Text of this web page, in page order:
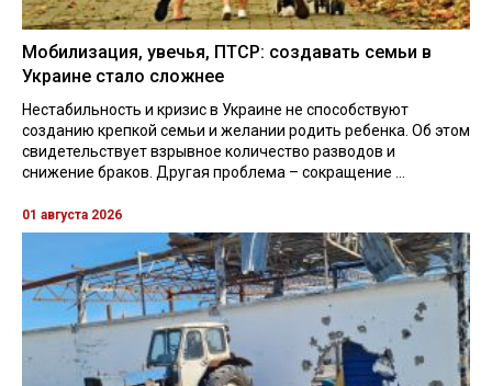
Мобилизация, увечья, ПТСР: создавать семьи в
Украине стало сложнее
Нестабильность и кризис в Украине не способствуют
созданию крепкой семьи и желании родить ребенка. Об этом
свидетельствует взрывное количество разводов и
снижение браков. Другая проблема – сокращение ...
01 августа 2026